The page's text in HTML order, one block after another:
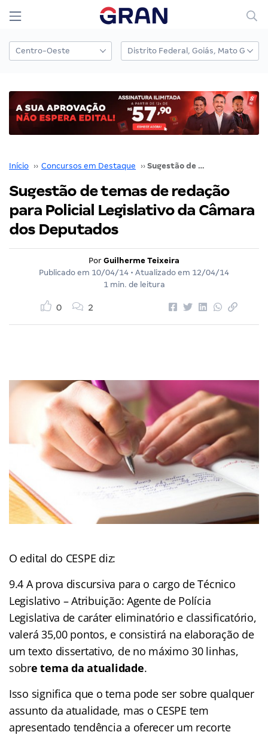
Início ›› Concursos em Destaque ›› Sugestão de temas de redação para Policial Legislativo da Câmara dos Deputados
Sugestão de temas de redação
para Policial Legislativo da Câmara
dos Deputados
Por Guilherme Teixeira
Publicado em 10/04/14 • Atualizado em 12/04/14
1 min. de leitura
0 2
O edital do CESPE diz:
9.4 A prova discursiva para o cargo de Técnico
Legislativo – Atribuição: Agente de Polícia
Legislativa de caráter eliminatório e classificatório,
valerá 35,00 pontos, e consistirá na elaboração de
um texto dissertativo, de no máximo 30 linhas,
sobre tema da atualidade.
Isso significa que o tema pode ser sobre qualquer
assunto da atualidade, mas o CESPE tem
apresentado tendência a oferecer um recorte